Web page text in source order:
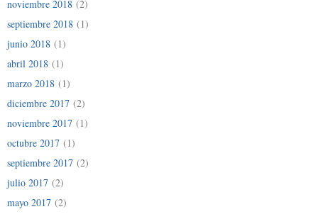
noviembre 2018 (2)
septiembre 2018 (1)
junio 2018 (1)
abril 2018 (1)
marzo 2018 (1)
diciembre 2017 (2)
noviembre 2017 (1)
octubre 2017 (1)
septiembre 2017 (2)
julio 2017 (2)
mayo 2017 (2)